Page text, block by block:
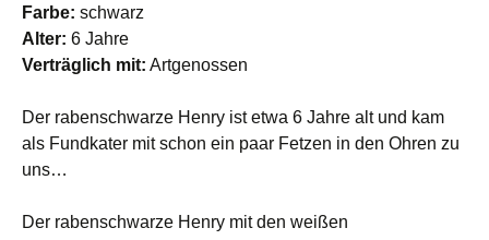
Farbe: schwarz
Alter: 6 Jahre
Verträglich mit: Artgenossen
Der rabenschwarze Henry ist etwa 6 Jahre alt und kam
als Fundkater mit schon ein paar Fetzen in den Ohren zu
uns…
Der rabenschwarze Henry mit den weißen